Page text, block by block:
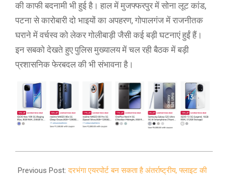
की काफी बदनामी भी हुई है। हाल में मुजफ्फरपुर में सोना लूट कांड,
पटना से कारोबारी दो भाइयों का अपहरण, गोपालगंज में राजनीतक
घराने में वर्चस्व को लेकर गोलीबाड़ी जैसी कई बड़ी घटनाएं हुईं हैं।
इन सबको देखते हुए पुलिस मुख्यालय में चल रही बैठक में बड़ी
प्रशासनिक फेरबदल की भी संभावना है।
12-
Previous Post:दरभंगा एयरपोर्ट बन सकता है अंतर्राष्ट्रीय, फ्लाइट की